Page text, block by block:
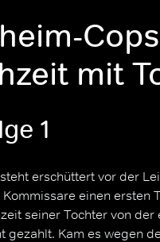
mit
1
erschüttert vor der
einen ersten
seiner Tochter von
gezahlt. Kam es wegen